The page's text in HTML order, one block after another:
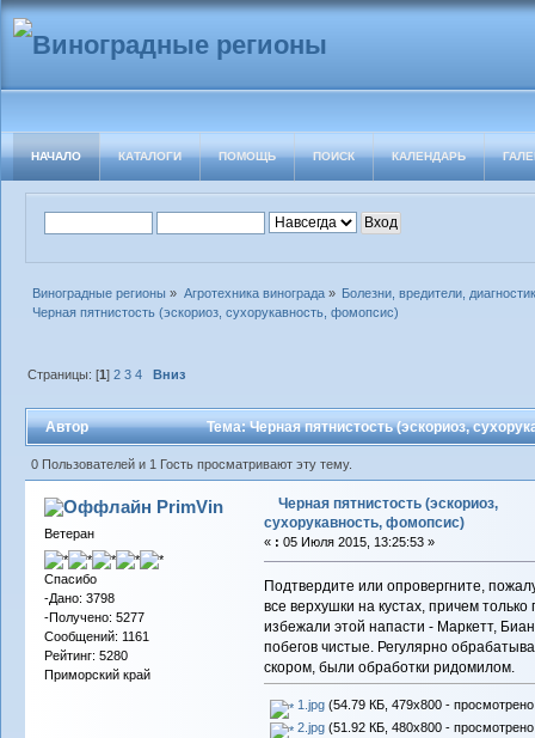
НАЧАЛО КАТАЛОГИ ПОМОЩЬ ПОИСК КАЛЕНДАРЬ
Виноградные регионы » Агротехника винограда»
Болезни, вредители,
Черная пятнистость (эскориоз, сухорукавность, фомопсис)
Страницы: [1]2 3 4 Вниз
Автор Тема: Черная пятнистость (эскориоз,
0 Пользователей и 1 Гость просматривают эту тему.
PrimVin
Ветеран
Спасибо
-Дано: 3798
-Получено: 5277
Сообщений: 1161
Рейтинг: 5280
Приморский край
Черная пятнистость (эскориоз,
сухорукавность, фомопсис)
« : 05 Июля 2015, 13:25:53 »
Подтвердите или опровергните,
все верхушки на кустах, причем
избежали этой напасти - Маркетт,
побегов чистые. Регулярно
скором, были обработки ридомилом.
1.jpg(54.79 КБ, 479x800 - просмотрено
2.jpg(51.92 КБ, 480x800 - просмотрено